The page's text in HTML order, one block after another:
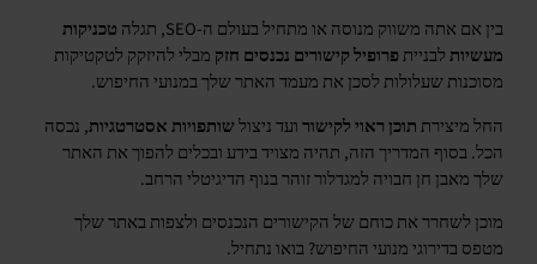
בין אם אתה משווק מנוסה או מתחיל בעולם ה-SEO, תגלה
טכניקות
מעשיותלבנייתפרופיל קישורים נכנסים חזק מבלי להיזקק לטקטיקות
מסוכנות שעלולות לסכן את מעמד האתר שלך במנועי החיפוש.
החל מיצירתתוכן ראוי לקישורועד ניצולשותפויות אסטרטגיות, נכסה
הכל. בסוף המדריך הזה, תהיה מצויד בידע ובכלים להפוך את האתר
שלך מאבן חן חבויה למגדלור זוהר בנוף הדיגיטלי הרחב.
מוכן לשחרר את כוחם של הקישורים הנכנסים ולצפות באתר שלך
מטפס בדירוגי מנועי החיפוש? בואו נתחיל.